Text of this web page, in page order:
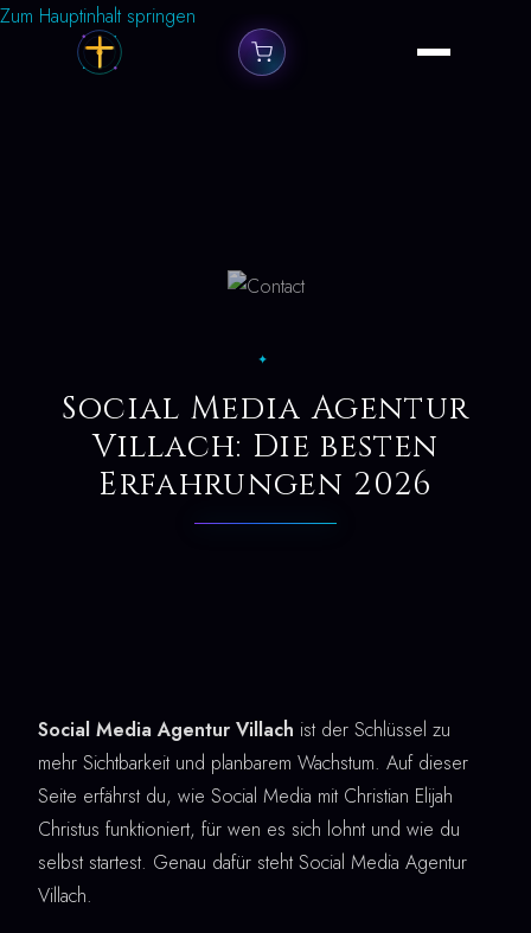
Zum Hauptinhalt springen
✦
Social Media Agentur
Villach: Die besten
Erfahrungen 2026
Social Media Agentur Villach ist der Schlüssel zu
mehr Sichtbarkeit und planbarem Wachstum. Auf dieser
Seite erfährst du, wie Social Media mit Christian Elijah
Christus funktioniert, für wen es sich lohnt und wie du
selbst startest. Genau dafür steht Social Media Agentur
Villach.